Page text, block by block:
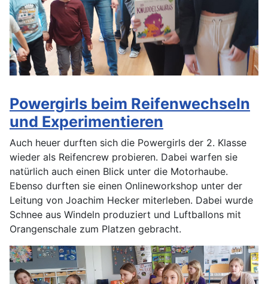
Powergirls beim Reifenwechseln
und Experimentieren
Auch heuer durften sich die Powergirls der 2. Klasse
wieder als Reifencrew probieren. Dabei warfen sie
natürlich auch einen Blick unter die Motorhaube.
Ebenso durften sie einen Onlineworkshop unter der
Leitung von Joachim Hecker miterleben. Dabei wurde
Schnee aus Windeln produziert und Luftballons mit
Orangenschale zum Platzen gebracht.